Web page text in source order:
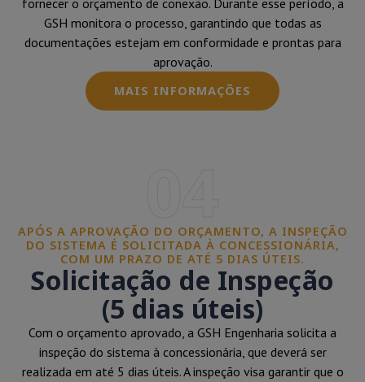
fornecer o orçamento de conexão. Durante esse período, a
GSH monitora o processo, garantindo que todas as
documentações estejam em conformidade e prontas para
aprovação.
MAIS INFORMAÇÕES
APÓS A APROVAÇÃO DO ORÇAMENTO, A INSPEÇÃO
DO SISTEMA É SOLICITADA À CONCESSIONÁRIA,
COM UM PRAZO DE ATÉ 5 DIAS ÚTEIS.
Solicitação de Inspeção
(5 dias úteis)
Com o orçamento aprovado, a GSH Engenharia solicita a
inspeção do sistema à concessionária, que deverá ser
realizada em até 5 dias úteis. A inspeção visa garantir que o